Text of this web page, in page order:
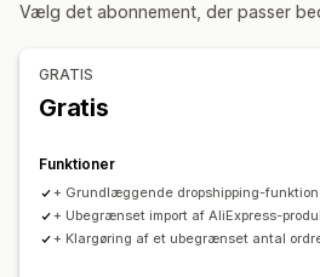
Kunsthåndværk Underholdning og
Møbler
Erhverv og kontor
Kina
Storbritannien
Vælg det abonnement, der passer
GRATIS
Gratis
Funktioner
+ Grundlæggende dropshipping-
+ Ubegrænset import af AliExpress-
+ Klargøring af et ubegrænset antal